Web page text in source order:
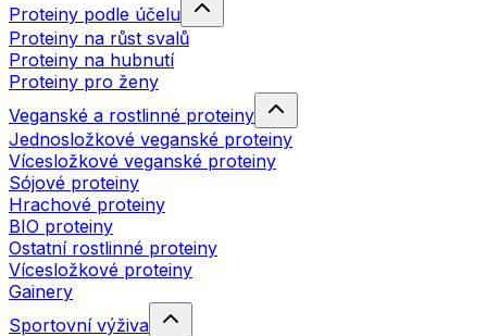
Proteiny podle účelu
Proteiny na růst svalů
Proteiny na hubnutí
Proteiny pro ženy
Veganské a rostlinné proteiny
Jednosložkové veganské proteiny
Vícesložkové veganské proteiny
Sójové proteiny
Hrachové proteiny
BIO proteiny
Ostatní rostlinné proteiny
Vícesložkové proteiny
Gainery
Sportovní výživa